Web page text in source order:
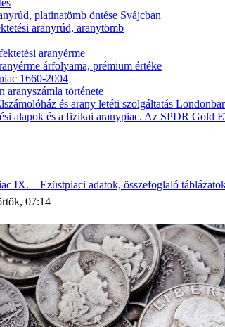
platinatömb öntése Svájcban
aranyrúd, aranytömb
aranyérme
árfolyama, prémium értéke
1660-2004
aranyszámla története
és arany letéti szolgáltatás
alapok és a fizikai aranypiac. Az SPDR Gold
IX. – Ezüstpiaci adatok, összefoglaló
07:14